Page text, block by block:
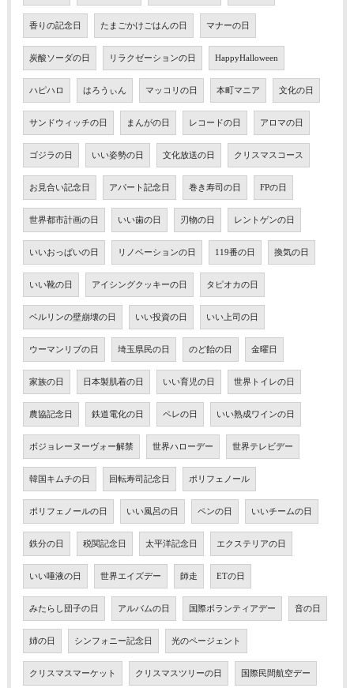
香りの記念日 たまごかけごはんの日 マナーの日
炭酸ソーダの日 リラクゼーションの日 HappyHalloween
ハピハロ はろうぃん マッコリの日 本町マニア 文化の日
サンドウィッチの日 まんがの日 レコードの日 アロマの日
ゴジラの日 いい姿勢の日 文化放送の日 クリスマスコース
お見合い記念日 アパート記念日 巻き寿司の日 FPの日
世界都市計画の日 いい歯の日 刃物の日 レントゲンの日
いいおっぱいの日 リノベーションの日 119番の日 換気の日
いい靴の日 アイシングクッキーの日 タピオカの日
ベルリンの壁崩壊の日 いい投資の日 いい上司の日
ウーマンリブの日 埼玉県民の日 のど飴の日 金曜日
家族の日 日本製肌着の日 いい育児の日 世界トイレの日
農協記念日 鉄道電化の日 ペレの日 いい熟成ワインの日
ボジョレーヌーヴォー解禁 世界ハローデー 世界テレビデー
韓国キムチの日 回転寿司記念日 ポリフェノール
ポリフェノールの日 いい風呂の日 ペンの日 いいチームの日
鉄分の日 税関記念日 太平洋記念日 エクステリアの日
いい唾液の日 世界エイズデー 師走 ETの日
みたらし団子の日 アルバムの日 国際ボランティアデー 音の日
姉の日 シンフォニー記念日 光のページェント
クリスマスマーケット クリスマスツリーの日 国際民間航空デー